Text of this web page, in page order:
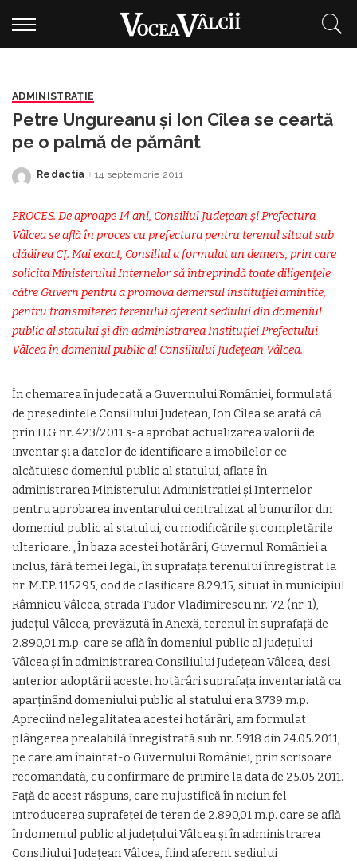
ADMINISTRAŢIE
Petre Ungureanu şi Ion Cîlea se ceartă
pe o palmă de pământ
Posted
Redactia 14 septembrie 2011
PROCES. De aproape 14 ani, Consiliul Judeţean şi Prefectura
Vâlcea se află în proces cu prefectura pentru terenul situat sub
clădirea CJ. Mai exact, Consiliul a formulat un demers, prin care
solicita Ministerului Internelor să întreprindă toate diligenţele
către Guvern pentru a promova demersul instituţiei amintite,
pentru transmiterea terenului aferent sediului din domeniul
public al statului şi din administrarea Instituţiei Prefectului
Vâlcea în domeniul public al Consiliului Judeţean Vâlcea.
În chemarea în judecată a Guvernului României, formulată
de preşedintele Consiliului Judeţean, Ion Cîlea se arată că
prin H.G nr. 423/2011 s-a aprobat actualizarea valorii de
inventar şi a datelor de identificare a imobilelor ce
alcătuiesc domeniul public al statului, aflate în
administrarea Ministerului Administraţiei şi Internelor
pentru aprobarea inventarului centralizat al bunurilor din
domeniul public al statului, cu modificările şi completările
ulterioare. „În baza acestei hotărâri, Guvernul României a
inclus, fără temei legal, în suprafaţa terenului înregistrat la
nr. M.F.P. 115295, cod de clasificare 8.29.15, situat în municipiul
Râmnicu Vâlcea, strada Tudor Vladimirescu nr. 72 (nr. 1),
judeţul Vâlcea, prevăzută în Anexă, terenul în suprafaţă de
2.890,01 m.p. care se află în domeniul public al judeţului
Vâlcea şi în administrarea Consiliului Judeţean Vâlcea, deşi
anterior adoptării acestei hotărâri suprafaţa inventariată ca
aparţinând domeniului public al statului era 3.739 m.p.
Apreciind nelegalitatea acestei hotărâri, am formulat
plângerea prealabilă înregistrată sub nr. 5918 din 24.05.2011,
pe care am înaintat-o Guvernului României, prin scrisoare
recomandată, cu confirmare de primire la data de 25.05.2011.
Faţă de acest răspuns, care nu justifică în niciun fel
introducerea suprafeţei de teren de 2.890,01 m.p. care se află
în domeniul public al judeţului Vâlcea şi în administrarea
Consiliului Judeţean Vâlcea, fiind aferent sediului